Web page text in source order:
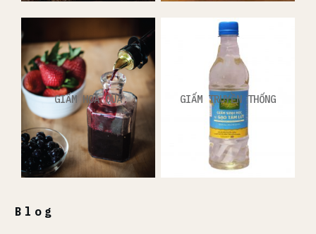
GIẤM HOA QUẢ GIẤM TRUYỀN THỐNG
Blog